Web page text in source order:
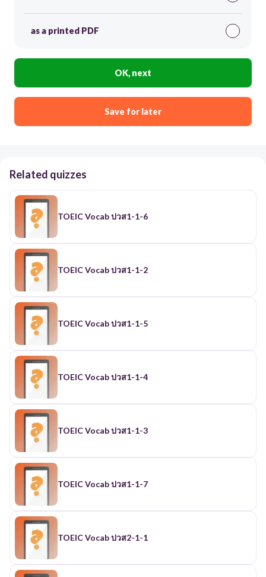
as a printed PDF
OK, next
Save for later
Related quizzes
TOEIC Vocab ปวส1-1-6
TOEIC Vocab ปวส1-1-2
TOEIC Vocab ปวส1-1-5
TOEIC Vocab ปวส1-1-4
TOEIC Vocab ปวส1-1-3
TOEIC Vocab ปวส1-1-7
TOEIC Vocab ปวส2-1-1